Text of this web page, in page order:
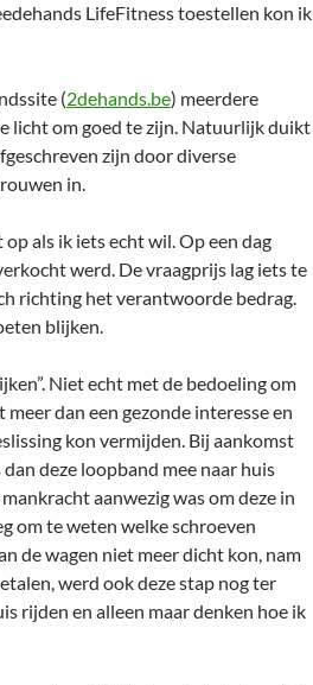
LifeFitness toestellen kon ik
(2dehands.be) meerdere
licht om goed te zijn. Natuurlijk duikt
zijn door diverse
in.
als ik iets echt wil. Op een dag
werd. De vraagprijs lag iets te
richting het verantwoorde bedrag.
blijken.
Niet echt met de bedoeling om
dan een gezonde interesse en
kon vermijden. Bij aankomst
deze loopband mee naar huis
aanwezig was om deze in
om te weten welke schroeven
de wagen niet meer dicht kon, nam
werd ook deze stap nog ter
rijden en alleen maar denken hoe ik